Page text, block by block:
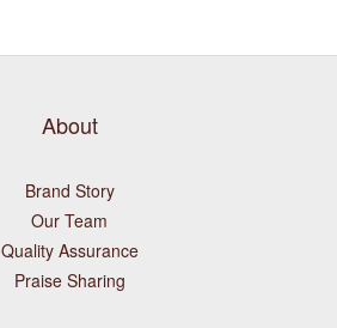
About
Brand Story
Our Team
Quality Assurance
Praise Sharing